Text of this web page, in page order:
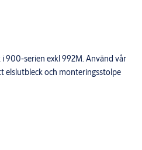
900-serien exkl 992M. Använd vår
elslutbleck och monteringsstolpe